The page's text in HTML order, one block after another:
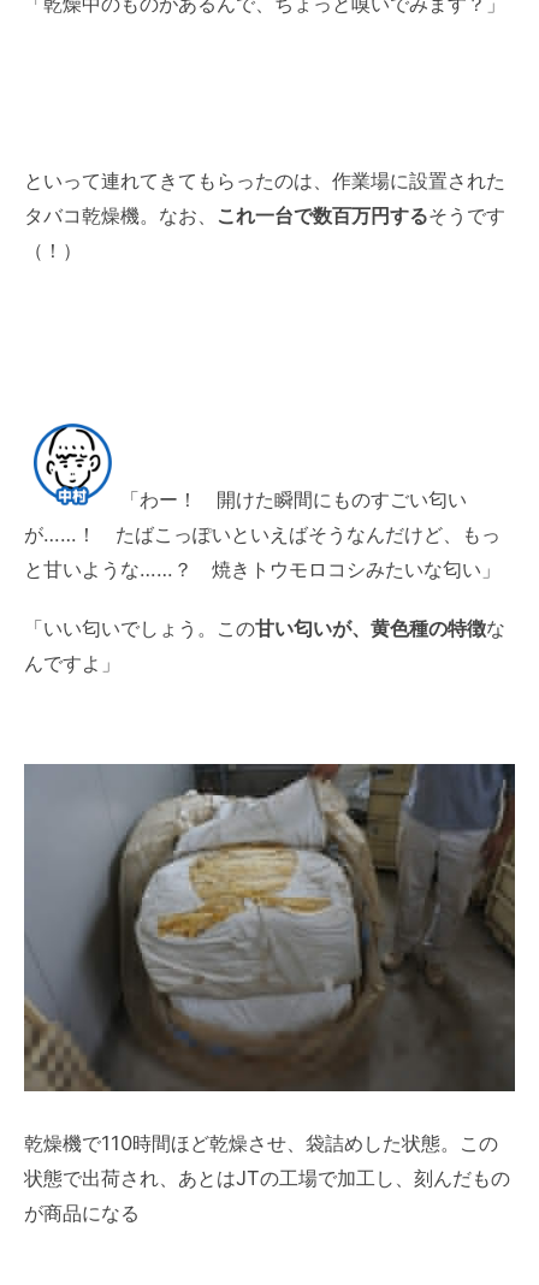
といって連れてきてもらったのは、作業場に設置された
タバコ乾燥機。なお、 これ一台で数百万円するそうです
（！）
「わー！ 開けた瞬間にものすごい匂い
が……！ たばこっぽいといえばそうなんだけど、もっ
と甘いような……？ 焼きトウモロコシみたいな匂い」
「いい匂いでしょう。この甘い匂いが、黄色種の特徴な
んですよ」
乾燥機で110時間ほど乾燥させ、袋詰めした状態。この
状態で出荷され、あとはJTの工場で加工し、刻んだもの
が商品になる